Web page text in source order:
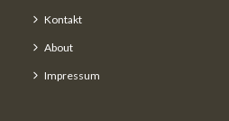
Kontakt
About
Impressum